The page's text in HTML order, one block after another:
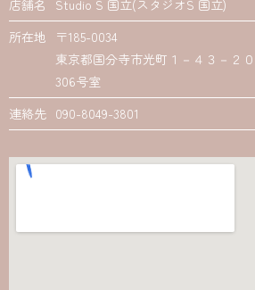
店舗名
Studio S 国立(スタジオS 国立)
所在地
〒185-0034
東京都国分寺市光町１－４３－２
306号室
連絡先 090-8049-3801